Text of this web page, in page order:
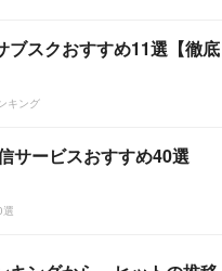
ブスクおすすめ11選【徹底
キング
サービスおすすめ40選